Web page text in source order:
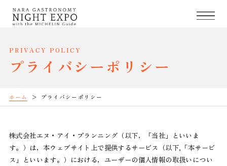
PRIVACY POLICY
プライバシーポリシー
ホーム プライバシーポリシー
株式会社エヌ・アイ・プランニング（以下，「当社」といいま
す。）は，本ウェブサイト上で提供するサービス（以下,「本サービ
ス」といいます。）における，ユーザーの個人情報の取扱いについ